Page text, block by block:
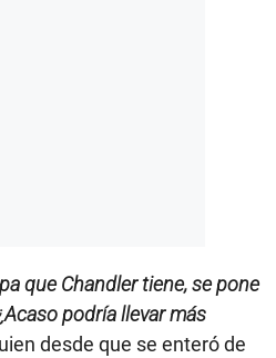
que Chandler tiene, se pone
podría llevar más
desde que se enteró de